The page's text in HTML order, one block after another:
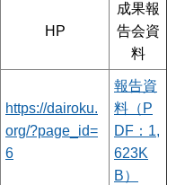
HP
成果報
告会資
料
https://dairoku.
org/?page_id=
6
報告資
料（P
DF：1,
623K
B）